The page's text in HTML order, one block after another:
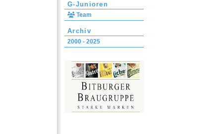
G-Junioren
Team
Archiv
2000 - 2025